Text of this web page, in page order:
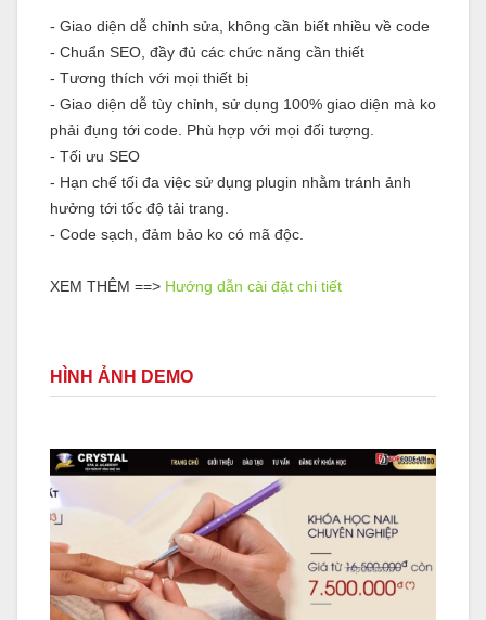
- Giao diện dễ chỉnh sửa, không cần biết nhiều về code
- Chuẩn SEO, đầy đủ các chức năng cần thiết
- Tương thích với mọi thiết bị
- Giao diện dễ tùy chỉnh, sử dụng 100% giao diện mà ko
phải đụng tới code. Phù hợp với mọi đối tượng.
- Tối ưu SEO
- Hạn chế tối đa việc sử dụng plugin nhằm tránh ảnh
hưởng tới tốc độ tải trang.
- Code sạch, đảm bảo ko có mã độc.
XEM THÊM ==> Hướng dẫn cài đặt chi tiết
HÌNH ẢNH DEMO